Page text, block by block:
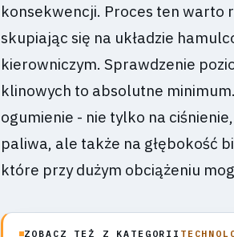
konsekwencji. Proces ten warto
skupiając się na układzie
kierowniczym. Sprawdzenie
klinowych to absolutne
ogumienie - nie tylko na
paliwa, ale także na głębokość
które przy dużym obciążeniu
ZOBACZ TEŻ Z KATEGORII